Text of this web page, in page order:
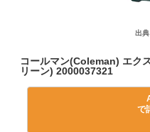
出
コールマン(Coleman) エク
リーン) 2000037321
で